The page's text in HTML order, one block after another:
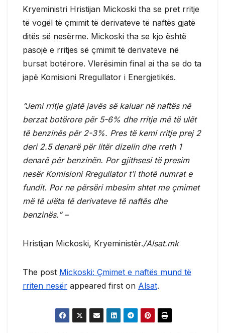
Kryeministri Hristijan Mickoski tha se pret rritje
të vogël të çmimit të derivateve të naftës gjatë
ditës së nesërme. Mickoski tha se kjo është
pasojë e rritjes së çmimit të derivateve në
bursat botërore. Vlerësimin final ai tha se do ta
japë Komisioni Rregullator i Energjetikës.
“Jemi rritje gjatë javës së kaluar në naftës në
berzat botërore për 5-6% dhe rritje më të ulët
të benzinës për 2-3%. Pres të kemi rritje prej 2
deri 2.5 denarë për litër dizelin dhe rreth 1
denarë për benzinën. Por gjithsesi të presim
nesër Komisioni Rregullator t’i thotë numrat e
fundit. Por ne përsëri mbesim shtet me çmimet
më të ulëta të derivateve të naftës dhe
benzinës.” –
Hristijan Mickoski, Kryeministër./Alsat.mk
The post Mickoski: Çmimet e naftës mund të
rriten nesër appeared first on Alsat.